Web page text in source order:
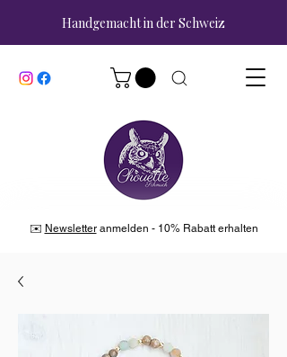
Handgemacht in der Schweiz
✉️ Newsletteranmelden - 10% Rabatt erhalten